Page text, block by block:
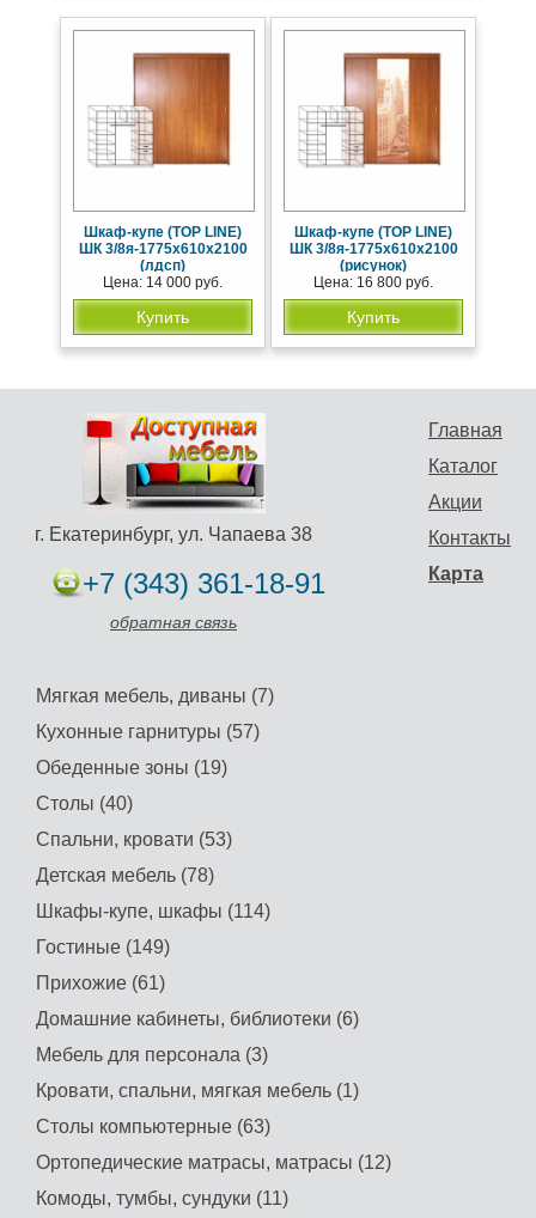
Шкаф-купе (TOP LINE)
ШК 3/8я-1775х610х2100
(лдсп)
Цена: 14 000 руб.
Купить
Шкаф-купе (TOP LINE)
ШК 3/8я-1775х610х2100
(рисунок)
Цена: 16 800 руб.
Купить
Главная
Каталог
Акции
Контакты
Карта
г. Екатеринбург, ул. Чапаева 38
+7 (343) 361-18-91
обратная связь
Мягкая мебель, диваны (7)
Кухонные гарнитуры (57)
Обеденные зоны (19)
Столы (40)
Спальни, кровати (53)
Детская мебель (78)
Шкафы-купе, шкафы (114)
Гостиные (149)
Прихожие (61)
Домашние кабинеты, библиотеки (6)
Мебель для персонала (3)
Кровати, спальни, мягкая мебель (1)
Столы компьютерные (63)
Ортопедические матрасы, матрасы (12)
Комоды, тумбы, сундуки (11)